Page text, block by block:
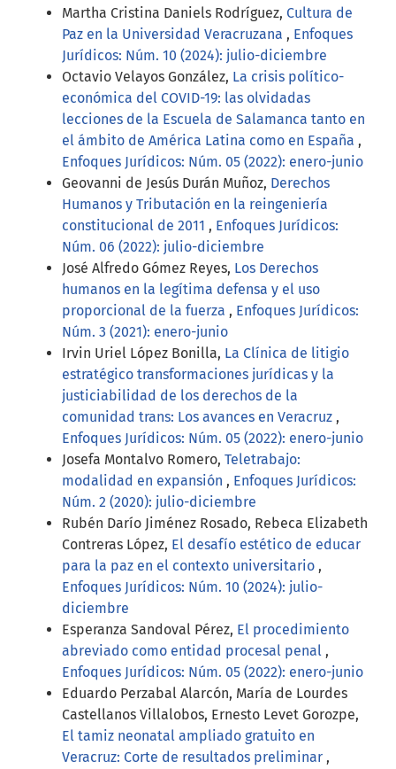
Martha Cristina Daniels Rodríguez, Cultura de
Paz en la Universidad Veracruzana , Enfoques
Jurídicos: Núm. 10 (2024): julio-diciembre
Octavio Velayos González, La crisis político-
económica del COVID-19: las olvidadas
lecciones de la Escuela de Salamanca tanto en
el ámbito de América Latina como en España ,
Enfoques Jurídicos: Núm. 05 (2022): enero-junio
Geovanni de Jesús Durán Muñoz, Derechos
Humanos y Tributación en la reingeniería
constitucional de 2011 , Enfoques Jurídicos:
Núm. 06 (2022): julio-diciembre
José Alfredo Gómez Reyes, Los Derechos
humanos en la legítima defensa y el uso
proporcional de la fuerza , Enfoques Jurídicos:
Núm. 3 (2021): enero-junio
Irvin Uriel López Bonilla, La Clínica de litigio
estratégico transformaciones jurídicas y la
justiciabilidad de los derechos de la
comunidad trans: Los avances en Veracruz ,
Enfoques Jurídicos: Núm. 05 (2022): enero-junio
Josefa Montalvo Romero, Teletrabajo:
modalidad en expansión , Enfoques Jurídicos:
Núm. 2 (2020): julio-diciembre
Rubén Darío Jiménez Rosado, Rebeca Elizabeth
Contreras López, El desafío estético de educar
para la paz en el contexto universitario ,
Enfoques Jurídicos: Núm. 10 (2024): julio-
diciembre
Esperanza Sandoval Pérez, El procedimiento
abreviado como entidad procesal penal ,
Enfoques Jurídicos: Núm. 05 (2022): enero-junio
Eduardo Perzabal Alarcón, María de Lourdes
Castellanos Villalobos, Ernesto Levet Gorozpe,
El tamiz neonatal ampliado gratuito en
Veracruz: Corte de resultados preliminar ,